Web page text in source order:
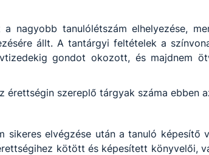
tanulólétszám elhelyezése,
állt. A tantárgyi feltételek a
gondot okozott, és majdnem
szereplő tárgyak száma ebben
elvégzése után a tanuló képesítő
kötött és képesített könyvelői,